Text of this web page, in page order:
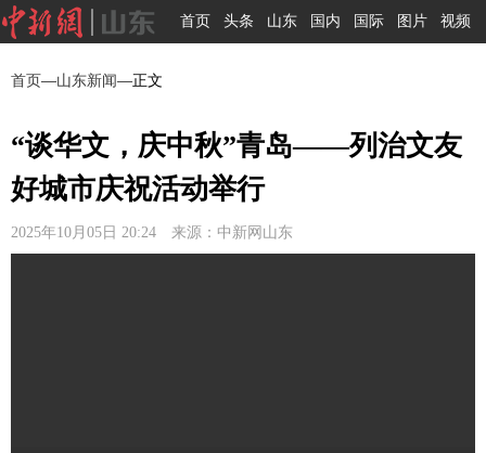
首页 头条 山东 国内 国际 图片 视频
首页—山东新闻—正文
“谈华文，庆中秋”青岛——列治文友
好城市庆祝活动举行
2025年10月05日 20:24 来源：中新网山东